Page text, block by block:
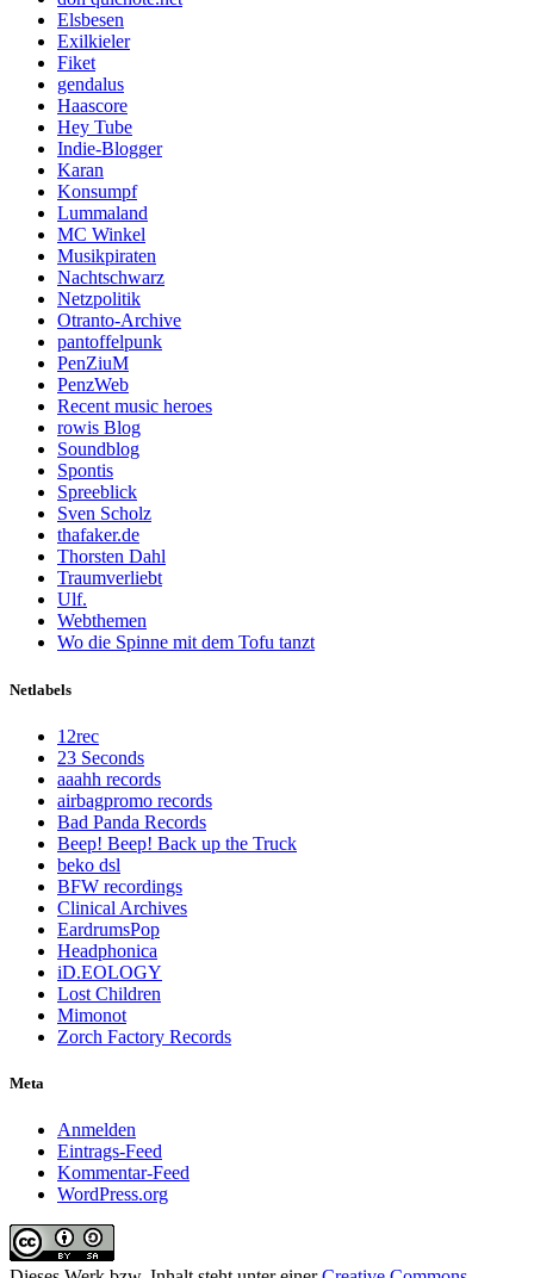
Elsbesen
Exilkieler
Fiket
gendalus
Haascore
Hey Tube
Indie-Blogger
Karan
Konsumpf
Lummaland
MC Winkel
Musikpiraten
Nachtschwarz
Netzpolitik
Otranto-Archive
pantoffelpunk
PenZiuM
PenzWeb
Recent music heroes
rowis Blog
Soundblog
Spontis
Spreeblick
Sven Scholz
thafaker.de
Thorsten Dahl
Traumverliebt
Ulf.
Webthemen
Wo die Spinne mit dem Tofu tanzt
Netlabels
12rec
23 Seconds
aaahh records
airbagpromo records
Bad Panda Records
Beep! Beep! Back up the Truck
beko dsl
BFW recordings
Clinical Archives
EardrumsPop
Headphonica
iD.EOLOGY
Lost Children
Mimonot
Zorch Factory Records
Meta
Anmelden
Eintrags-Feed
Kommentar-Feed
WordPress.org